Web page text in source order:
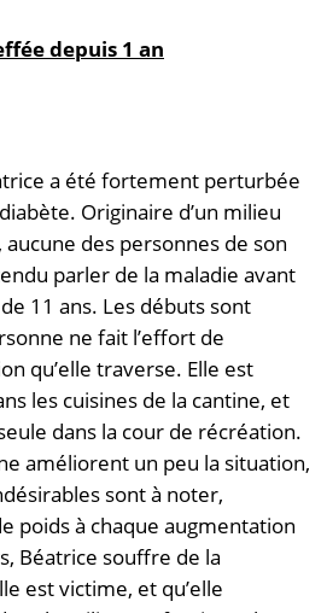
depuis 1 an
a été fortement perturbée
Originaire d’un milieu
des personnes de son
parler de la maladie avant
11 ans. Les débuts sont
ne fait l’effort de
qu’elle traverse. Elle est
les cuisines de la cantine, et
dans la cour de récréation.
améliorent un peu la situation,
sont à noter,
poids à chaque augmentation
Béatrice souffre de la
est victime, et qu’elle